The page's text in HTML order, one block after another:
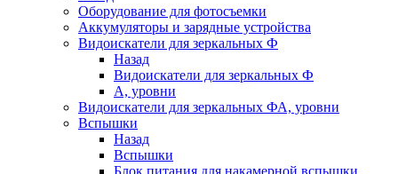
Оборудование для фотосъемки
Аккумуляторы и зарядные устройства
Видоискатели для зеркальных Ф
Назад
Видоискатели для зеркальных Ф
А, уровни
Видоискатели для зеркальных ФА, уровни
Вспышки
Назад
Вспышки
Блок питания для накамерной вспышки